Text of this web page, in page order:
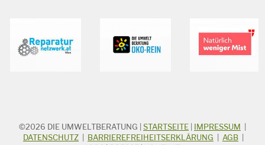
STICHWORTSUCHE
Suchbegriff
©2026 DIE UMWELTBERATUNG STARTSEITE IMPRESSUM
DATENSCHUTZ
BARRIEREFREIHEITSERKLÄRUNG AGB